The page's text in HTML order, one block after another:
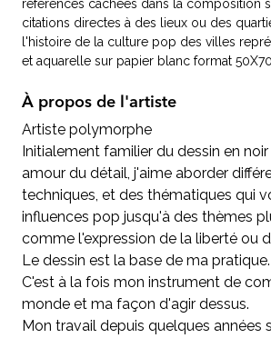
références cachées dans la composition
citations directes à des lieux ou des
l'histoire de la culture pop des villes
et aquarelle sur papier blanc format
À propos de l'artiste
Artiste polymorphe
Initialement familier du dessin en
amour du détail, j'aime aborder
techniques, et des thématiques qui
influences pop jusqu'à des thèmes
comme l'expression de la liberté ou
Le dessin est la base de ma pratique.
C'est à la fois mon instrument de
monde et ma façon d'agir dessus.
Mon travail depuis quelques années